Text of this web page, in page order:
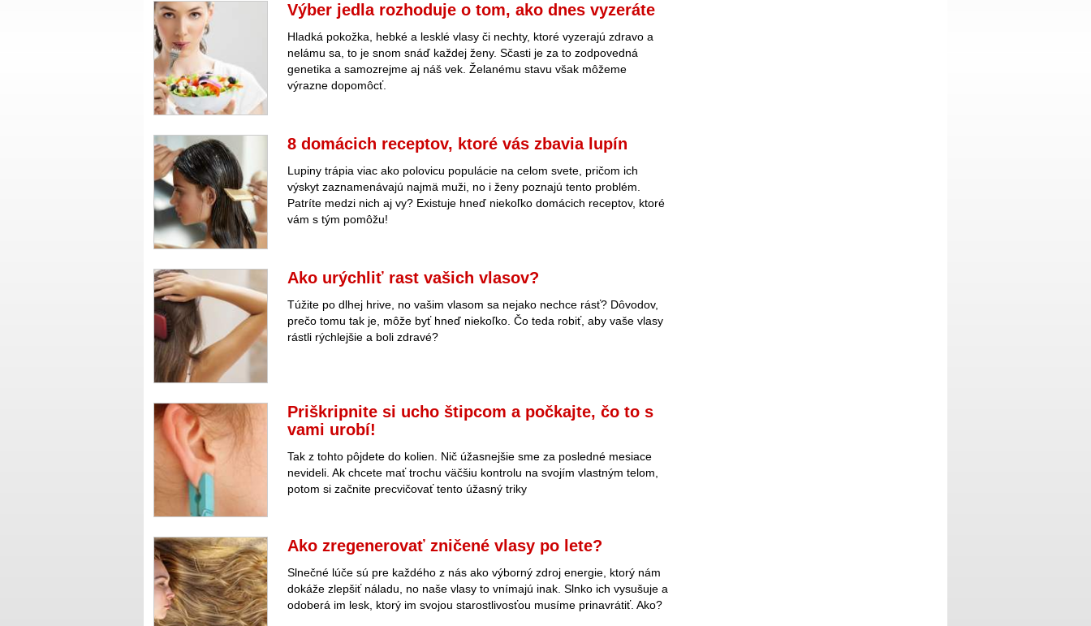
Výber jedla rozhoduje o tom, ako dnes vyzeráte
Hladká pokožka, hebké a lesklé vlasy či nechty, ktoré vyzerajú zdravo a
nelámu sa, to je snom snáď každej ženy. Sčasti je za to zodpovedná
genetika a samozrejme aj náš vek. Želanému stavu však môžeme
výrazne dopomôcť.
8 domácich receptov, ktoré vás zbavia lupín
Lupiny trápia viac ako polovicu populácie na celom svete, pričom ich
výskyt zaznamenávajú najmä muži, no i ženy poznajú tento problém.
Patríte medzi nich aj vy? Existuje hneď niekoľko domácich receptov, ktoré
vám s tým pomôžu!
Ako urýchliť rast vašich vlasov?
Túžite po dlhej hrive, no vašim vlasom sa nejako nechce rásť? Dôvodov,
prečo tomu tak je, môže byť hneď niekoľko. Čo teda robiť, aby vaše vlasy
rástli rýchlejšie a boli zdravé?
Priškripnite si ucho štipcom a počkajte, čo to s
vami urobí!
Tak z tohto pôjdete do kolien. Nič úžasnejšie sme za posledné mesiace
nevideli. Ak chcete mať trochu väčšiu kontrolu na svojím vlastným telom,
potom si začnite precvičovať tento úžasný triky
Ako zregenerovať zničené vlasy po lete?
Slnečné lúče sú pre každého z nás ako výborný zdroj energie, ktorý nám
dokáže zlepšiť náladu, no naše vlasy to vnímajú inak. Slnko ich vysušuje a
odoberá im lesk, ktorý im svojou starostlivosťou musíme prinavrátiť. Ako?